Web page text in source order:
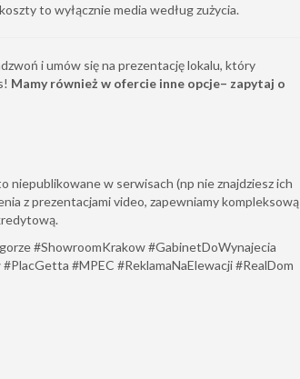
to wyłącznie media według zużycia.
i umów się na prezentację lokalu, który
Mamy również w ofercie inne opcje– zapytaj o
niepublikowane w serwisach (np nie znajdziesz ich
z prezentacjami video, zapewniamy kompleksową
#ShowroomKrakow #GabinetDoWynajecia
#MPEC #ReklamaNaElewacji #RealDom